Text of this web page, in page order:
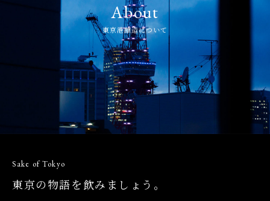
About
東京港醸造について
Sake of Tokyo
東京の物語を飲みましょう。